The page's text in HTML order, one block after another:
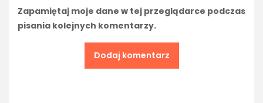
Zapamiętaj moje dane w tej przeglądarce podczas
pisania kolejnych komentarzy.